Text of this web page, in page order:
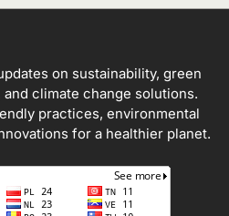
untuk Pemula
on sustainability, green
climate change solutions.
practices, environmental
for a healthier planet.